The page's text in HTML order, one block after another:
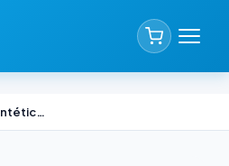
Esmalte Sintético en Aerosol Kuwait Blanco 240cc